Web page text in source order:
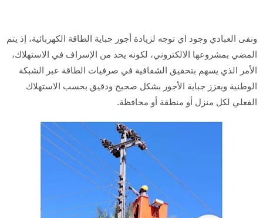
ونفى العبادي وجود اي توجه لزيادة أجور جباية الطاقة الكهربائية، إذ يتم
المضي بمشروعها الالكتروني، لكونه يحد من الإسراف في الاستهلاك،
الأمر الذي يسهم بتحقيق الشفافية في صرفيات الطاقة عبر الشبكة
الوطنية ويعزز جباية الأجور بشكل صحيح ودقيق بحسب الاستهلاك
الفعلي لكل منزل أو منطقة أو محافظة.